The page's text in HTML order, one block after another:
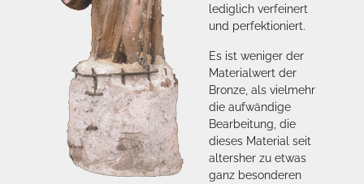
lediglich verfeinert
und perfektioniert.
Es ist weniger der
Materialwert der
Bronze, als vielmehr
die aufwändige
Bearbeitung, die
dieses Material seit
altersher zu etwas
ganz besonderen